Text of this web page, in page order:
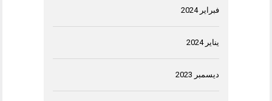
فبراير 2024
يناير 2024
ديسمبر 2023